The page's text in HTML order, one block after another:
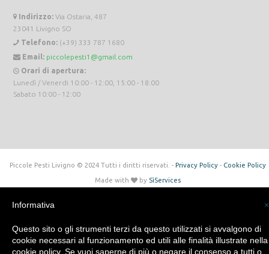
Indirizzo: Via Ostaria, 487
23041 Livigno SO
Telefono: (+39) 333 787 1680
Email: piccolepesti1@gmail.com
Orari di apertura:
Lunedì / Venerdi 10:00 - 12:00, 15:00 - 18:00
Sabato 10:00 - 12:00
Piccole Pesti Livigno © 2024 Tutti i diritti riservati. - Privacy Policy- Cookie Policy
Made with by SìServices
×
Informativa
Questo sito o gli strumenti terzi da questo utilizzati si avvalgono di
cookie necessari al funzionamento ed utili alle finalità illustrate nella
cookie policy. Se vuoi saperne di più o negare il consenso a tutti o